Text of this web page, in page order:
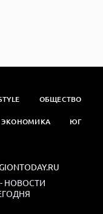
ОБЩЕСТВО
ЭКОНОМИКА ЮГ
- НОВОСТИ